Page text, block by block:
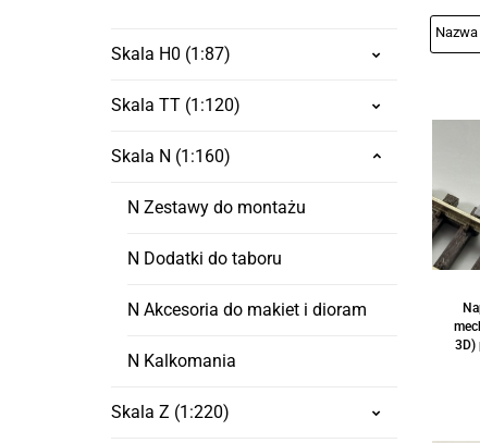
Skala H0 (1:87)
Skala TT (1:120)
Skala N (1:160)
N Zestawy do montażu
N Dodatki do taboru
N Akcesoria do makiet i dioram
N Kalkomania
Skala Z (1:220)
3D)